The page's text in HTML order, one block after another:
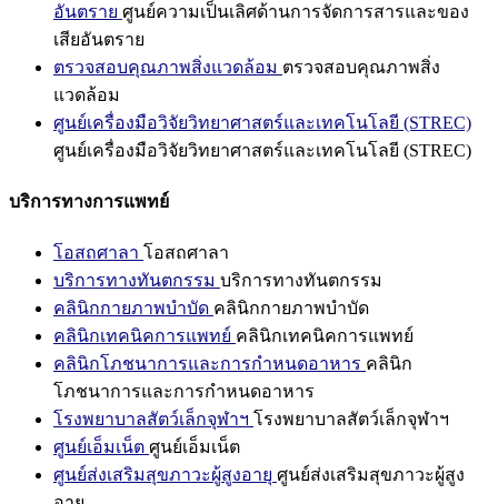
อันตราย ศูนย์ความเป็นเลิศด้านการจัดการสารและของ
เสียอันตราย
ตรวจสอบคุณภาพสิ่งแวดล้อม ตรวจสอบคุณภาพสิ่ง
แวดล้อม
ศูนย์เครื่องมือวิจัยวิทยาศาสตร์และเทคโนโลยี (STREC)
ศูนย์เครื่องมือวิจัยวิทยาศาสตร์และเทคโนโลยี (STREC)
บริการทางการแพทย์
โอสถศาลา โอสถศาลา
บริการทางทันตกรรม บริการทางทันตกรรม
คลินิกกายภาพบำบัด คลินิกกายภาพบำบัด
คลินิกเทคนิคการแพทย์ คลินิกเทคนิคการแพทย์
คลินิกโภชนาการและการกำหนดอาหาร คลินิก
โภชนาการและการกำหนดอาหาร
โรงพยาบาลสัตว์เล็กจุฬาฯ โรงพยาบาลสัตว์เล็กจุฬาฯ
ศูนย์เอ็มเน็ต ศูนย์เอ็มเน็ต
ศูนย์ส่งเสริมสุขภาวะผู้สูงอายุ ศูนย์ส่งเสริมสุขภาวะผู้สูง